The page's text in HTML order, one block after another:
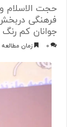
حجت الاسلام
فرهنگی دربخش
جوانان کم
0 زمان